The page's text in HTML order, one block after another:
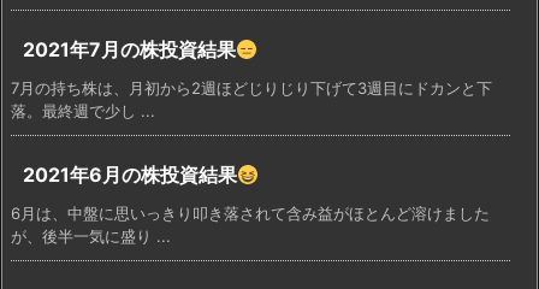
2021年7月の株投資結果
7月の持ち株は、月初から2週ほどじりじり下げて3週目にドカンと下
落。最終週で少し ...
2021年6月の株投資結果
6月は、中盤に思いっきり叩き落されて含み益がほとんど溶けました
が、後半一気に盛り ...